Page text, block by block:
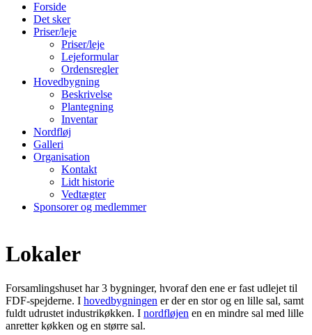
Forside
Det sker
Priser/leje
Priser/leje
Lejeformular
Ordensregler
Hovedbygning
Beskrivelse
Plantegning
Inventar
Nordfløj
Galleri
Organisation
Kontakt
Lidt historie
Vedtægter
Sponsorer og medlemmer
Lokaler
Forsamlingshuset har 3 bygninger, hvoraf den ene er fast udlejet til
FDF-spejderne. I hovedbygningen er der en stor og en lille sal, samt
fuldt udrustet industrikøkken. I nordfløjen en en mindre sal med lille
anretter køkken og en større sal.